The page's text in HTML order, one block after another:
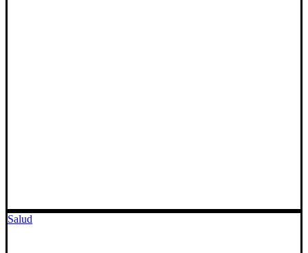
Salud